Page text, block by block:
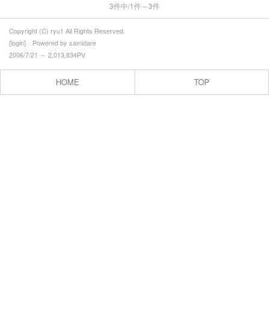
犬
鳥
3件中/1件～3件
Copyright (C) ryu1 All Rights Reserved.
[login] Powered by samidare
2006/7/21 ～ 2,013,834PV
HOME TOP